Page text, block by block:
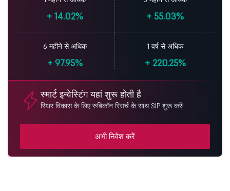
+14.02% + 55.03%
6 महीने से अधिक
+97.95%
1 वर्ष से अधिक
+220.25%
स्मार्ट इन्वेस्टिंग यहां शुरू होती है
स्थिर विकास के लिए रुबिकॉन रिसर्च के साथ SIP शुरू करें!
अभी निवेश करें